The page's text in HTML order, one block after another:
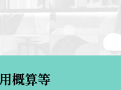
概算等